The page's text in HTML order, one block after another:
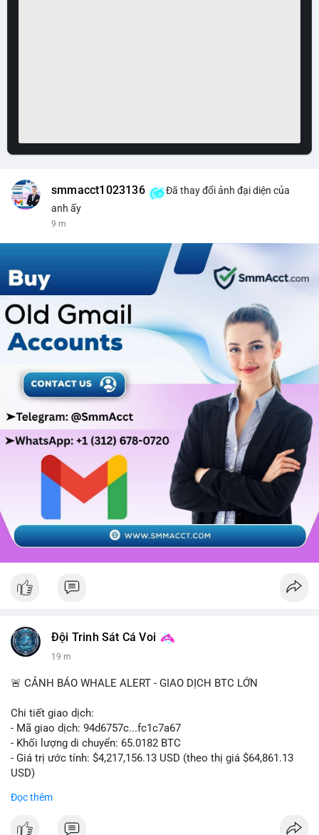
smmacct1023136
Đã thay đổi ảnh đại diện của
anh ấy
9 m
Đội Trinh Sát Cá Voi
19 m
🚨 CẢNH BÁO WHALE ALERT - GIAO DỊCH BTC LỚN
Chi tiết giao dịch:
- Mã giao dịch: 94d6757c...fc1c7a67
- Khối lượng di chuyển: 65.0182 BTC
- Giá trị ước tính: $4,217,156.13 USD (theo thị giá $64,861.13
USD)
Đọc thêm